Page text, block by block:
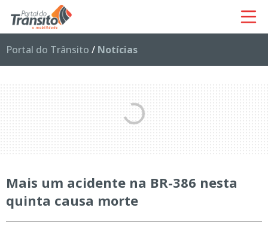
Portal do Trânsito / Notícias
Mais um acidente na BR-386 nesta
quinta causa morte